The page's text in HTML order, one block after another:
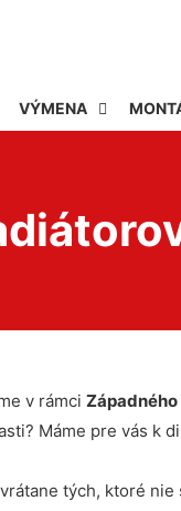
VÝMENA
v rámci
Máme pre vás k
tých, ktoré